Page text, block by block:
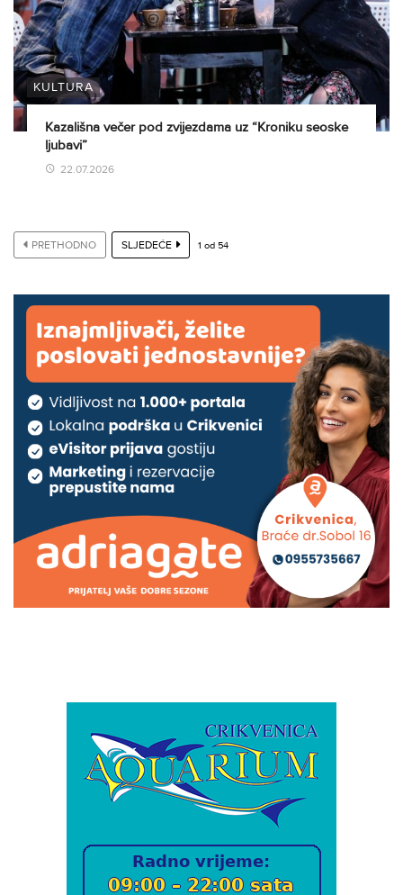
KULTURA
Kazališna večer pod zvijezdama uz “Kroniku seoske
ljubavi”
22.07.2026
PRETHODNO SLJEDEĆE 1 od 54